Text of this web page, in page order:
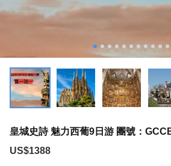
皇城史詩 魅力西葡9日游 團號：
US$1388